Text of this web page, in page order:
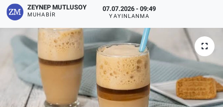
ZEYNEP MUTLUSOY
MUHABIR
07.07.2026 - 09:49
YAYINLANMA